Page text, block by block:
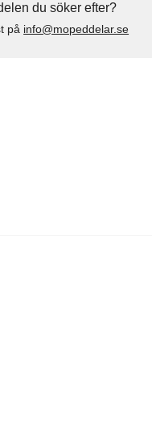
du söker efter?
på info@mopeddelar.se